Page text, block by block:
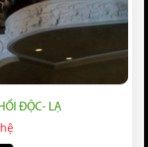
ĐỘC- LẠ